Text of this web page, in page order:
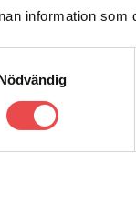
information som
Sparco
år varit ett